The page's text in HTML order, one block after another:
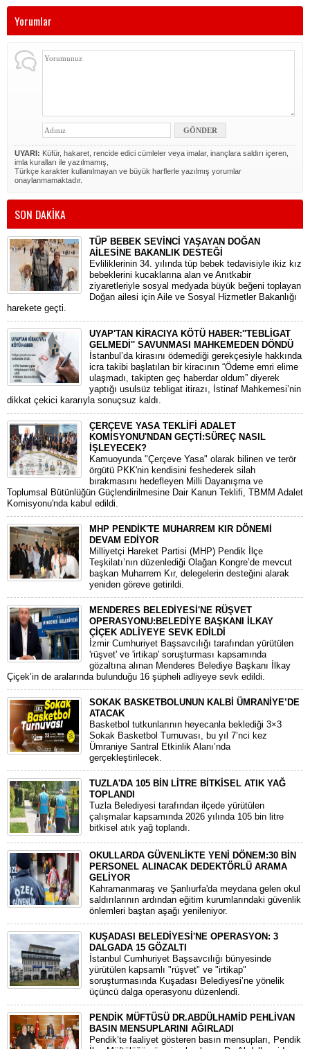
Yorumlar
UYARI: Küfür, hakaret, rencide edici cümleler veya imalar, inançlara saldırı içeren,
imla kuralları ile yazılmamış,
Türkçe karakter kullanılmayan ve büyük harflerle yazılmış yorumlar
onaylanmamaktadır.
SON DAKİKA
TÜP BEBEK SEVİNCİ YAŞAYAN DOĞAN
AİLESİNE BAKANLIK DESTEĞİ
​Evliliklerinin 34. yılında tüp bebek tedavisiyle ikiz kız
bebeklerini kucaklarına alan ve Anıtkabir
ziyaretleriyle sosyal medyada büyük beğeni toplayan
Doğan ailesi için Aile ve Sosyal Hizmetler Bakanlığı
harekete geçti.
UYAP'TAN KİRACIYA KÖTÜ HABER:''TEBLİGAT
GELMEDİ'' SAVUNMASI MAHKEMEDEN DÖNDÜ
​İstanbul’da kirasını ödemediği gerekçesiyle hakkında
icra takibi başlatılan bir kiracının “Ödeme emri elime
ulaşmadı, takipten geç haberdar oldum” diyerek
yaptığı usulsüz tebligat itirazı, İstinaf Mahkemesi’nin
dikkat çekici kararıyla sonuçsuz kaldı.
ÇERÇEVE YASA TEKLİFİ ADALET
KOMİSYONU'NDAN GEÇTİ:SÜREÇ NASIL
İŞLEYECEK?
​Kamuoyunda "Çerçeve Yasa" olarak bilinen ve terör
örgütü PKK'nin kendisini feshederek silah
bırakmasını hedefleyen Milli Dayanışma ve
Toplumsal Bütünlüğün Güçlendirilmesine Dair Kanun Teklifi, TBMM Adalet
Komisyonu'nda kabul edildi.
MHP PENDİK'TE MUHARREM KIR DÖNEMİ
DEVAM EDİYOR
​Milliyetçi Hareket Partisi (MHP) Pendik İlçe
Teşkilatı’nın düzenlediği Olağan Kongre’de mevcut
başkan Muharrem Kır, delegelerin desteğini alarak
yeniden göreve getirildi.
MENDERES BELEDİYESİ'NE RÜŞVET
OPERASYONU:BELEDİYE BAŞKANI İLKAY
ÇİÇEK ADLİYEYE SEVK EDİLDİ
​İzmir Cumhuriyet Başsavcılığı tarafından yürütülen
'rüşvet' ve 'irtikap' soruşturması kapsamında
gözaltına alınan Menderes Belediye Başkanı İlkay
Çiçek’in de aralarında bulunduğu 16 şüpheli adliyeye sevk edildi.
SOKAK BASKETBOLUNUN KALBİ ÜMRANİYE’DE
ATACAK
Basketbol tutkunlarının heyecanla beklediği 3×3
Sokak Basketbol Turnuvası, bu yıl 7’nci kez
Ümraniye Santral Etkinlik Alanı’nda
gerçekleştirilecek.
TUZLA'DA 105 BİN LİTRE BİTKİSEL ATIK YAĞ
TOPLANDI
Tuzla Belediyesi tarafından ilçede yürütülen
çalışmalar kapsamında 2026 yılında 105 bin litre
bitkisel atık yağ toplandı.
OKULLARDA GÜVENLİKTE YENİ DÖNEM:30 BİN
PERSONEL ALINACAK DEDEKTÖRLÜ ARAMA
GELİYOR
​Kahramanmaraş ve Şanlıurfa'da meydana gelen okul
saldırılarının ardından eğitim kurumlarındaki güvenlik
önlemleri baştan aşağı yenileniyor.
KUŞADASI BELEDİYESİ'NE OPERASYON: 3
DALGADA 15 GÖZALTI
​İstanbul Cumhuriyet Başsavcılığı bünyesinde
yürütülen kapsamlı "rüşvet" ve "irtikap"
soruşturmasında Kuşadası Belediyesi’ne yönelik
üçüncü dalga operasyonu düzenlendi.
PENDİK MÜFTÜSÜ DR.ABDÜLHAMİD PEHLİVAN
BASIN MENSUPLARINI AĞIRLADI
​Pendik’te faaliyet gösteren basın mensupları, Pendik